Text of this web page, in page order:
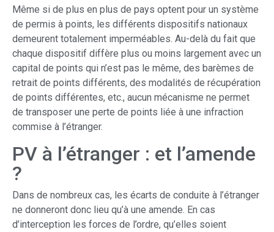
Même si de plus en plus de pays optent pour un système
de permis à points, les différents dispositifs nationaux
demeurent totalement imperméables. Au-delà du fait que
chaque dispositif diffère plus ou moins largement avec un
capital de points qui n’est pas le même, des barèmes de
retrait de points différents, des modalités de récupération
de points différentes, etc., aucun mécanisme ne permet
de transposer une perte de points liée à une infraction
commise à l’étranger.
PV à l’étranger : et l’amende
?
Dans de nombreux cas, les écarts de conduite à l’étranger
ne donneront donc lieu qu’à une amende. En cas
d’interception les forces de l’ordre, qu’elles soient